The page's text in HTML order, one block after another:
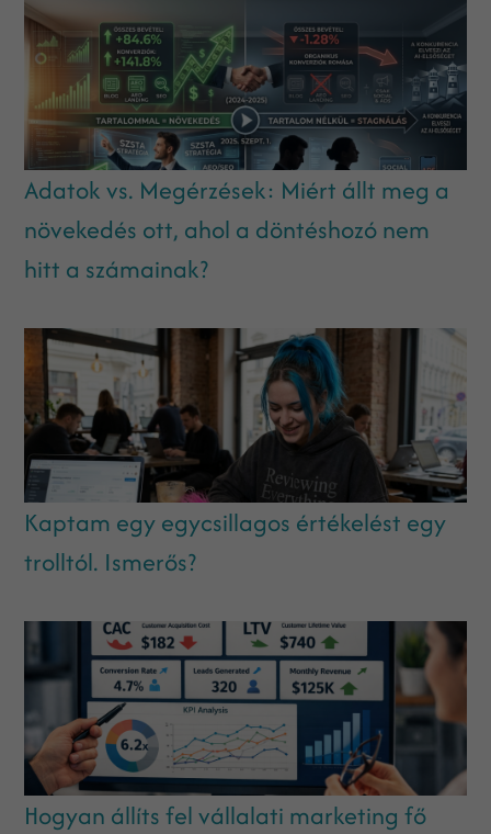
Adatok vs. Megérzések: Miért állt meg a
növekedés ott, ahol a döntéshozó nem
hitt a számainak?
Kaptam egy egycsillagos értékelést egy
trolltól. Ismerős?
Hogyan állíts fel vállalati marketing fő